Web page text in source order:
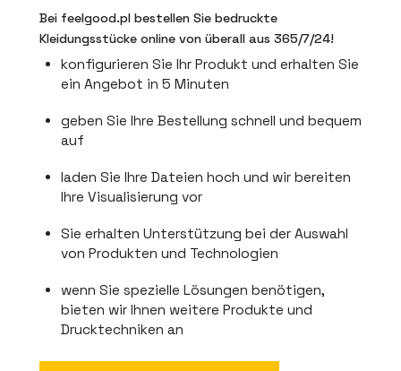
Bei feelgood.pl bestellen Sie bedruckte
Kleidungsstücke online von überall aus 365/7/24!
konfigurieren Sie Ihr Produkt und erhalten Sie
ein Angebot in 5 Minuten
geben Sie Ihre Bestellung schnell und bequem
auf
laden Sie Ihre Dateien hoch und wir bereiten
Ihre Visualisierung vor
Sie erhalten Unterstützung bei der Auswahl
von Produkten und Technologien
wenn Sie spezielle Lösungen benötigen,
bieten wir Ihnen weitere Produkte und
Drucktechniken an